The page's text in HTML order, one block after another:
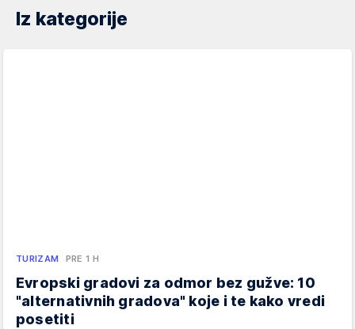
Iz kategorije
TURIZAM PRE 1 H
Evropski gradovi za odmor bez gužve: 10
"alternativnih gradova" koje i te kako vredi
posetiti